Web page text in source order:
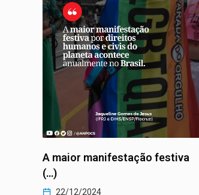
Existimos
22/12/2024